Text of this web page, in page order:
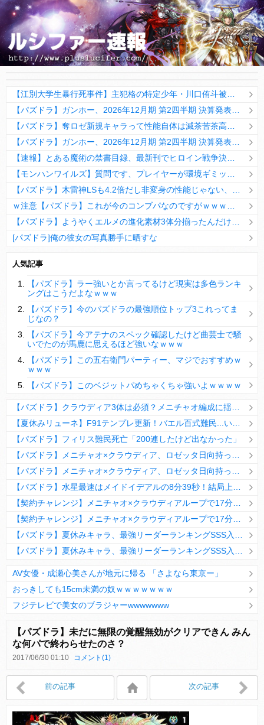
[パズドラ]俺の彼女の写真勝手に晒すな
【パズドラ】陣とか覚醒大小の方がええやろか？
ＤｅＮＡ山崎憲晴 左膝靭帯の手術を無事に終了
Powered by livedoor 相互RSS
人気記事
【パズドラ】ラー強いとか言ってるけど現実は多色ランキ
ングはこうだよなｗｗｗ
【パズドラ】今のパズドラの最強順位トップ3これってま
じなの？
【パズドラ】今アテナのスペック確認したけど曲芸士で騒
いでたのが馬鹿に思えるほど強いなｗｗｗ
【パズドラ】この五右衛門パーティー、マジでおすすめｗ
ｗｗｗ
【パズドラ】このベジットパめちゃくちゃ強いよｗｗｗｗ
【パズドラ】フィリス難民死亡「200連したけど出なかった」
Powered by livedoor 相互RSS
AV女優・成瀬心美さんが地元に帰る 「さよなら東京ー」
おっきしても15cm未満の奴ｗｗｗｗｗｗｗ
フジテレビで美女のブラジャーwwwwwww
【パズドラ】未だに無限の覚醒無効がクリアできん みん
な何パで終わらせたのさ？
2017/06/30 01:10 コメント(1)
前の記事 次の記事